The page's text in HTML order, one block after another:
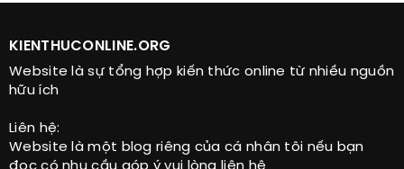
KIENTHUCONLINE.ORG
Website là sự tổng hợp kiến thức online từ nhiều nguồn
hữu ích
Liên hệ:
Website là một blog riêng của cá nhân tôi nếu bạn